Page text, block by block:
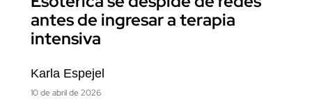
antes de ingresar a terapia
intensiva
Karla Espejel
10 de abril de 2026